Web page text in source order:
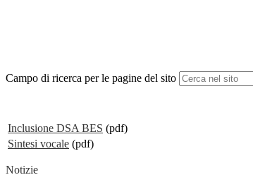
Campo di ricerca per le pagine del sito
Inclusione DSA BES (pdf)
Sintesi vocale (pdf)
Notizie